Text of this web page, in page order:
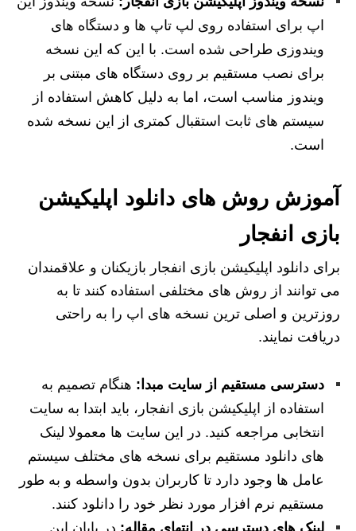
اپ برای استفاده روی لپ تاپ ها و دستگاه های
ویندوزی طراحی شده است. با این که این نسخه
برای نصب مستقیم بر روی دستگاه های مبتنی بر
ویندوز مناسب است، اما به دلیل کاهش استفاده از
سیستم های ثابت استقبال کمتری از این نسخه شده
است.
آموزش روش های دانلود اپلیکیشن
بازی انفجار
برای دانلود اپلیکیشن بازی انفجار بازیکنان و علاقمندان
می توانند از روش های مختلفی استفاده کنند تا به
روزترین و اصلی ترین نسخه های اپ را به راحتی
دریافت نمایند.
دسترسی مستقیم از سایت مبدا: هنگام تصمیم به
استفاده از اپلیکیشن بازی انفجار، باید ابتدا به سایت
انتخابی مراجعه کنید. در این سایت ها معمولا لینک
های دانلود مستقیم برای نسخه های مختلف سیستم
عامل ها وجود دارد تا کاربران بدون واسطه و به طور
مستقیم نرم افزار مورد نظر خود را دانلود کنند.